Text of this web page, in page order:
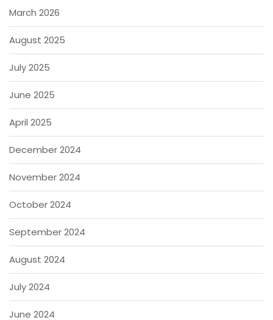
March 2026
August 2025
July 2025
June 2025
April 2025
December 2024
November 2024
October 2024
September 2024
August 2024
July 2024
June 2024